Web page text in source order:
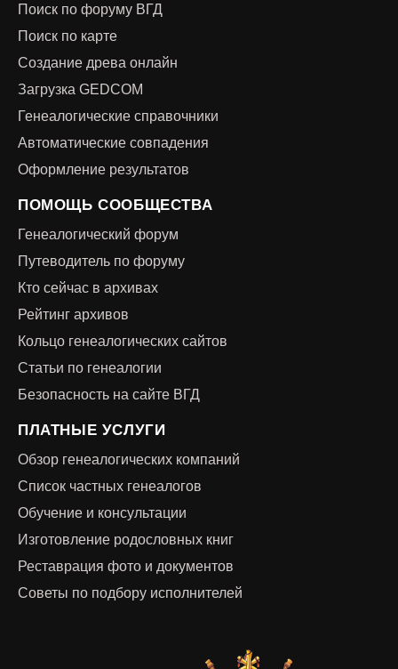
Поиск по форуму ВГД
Поиск по карте
Создание древа онлайн
Загрузка GEDCOM
Генеалогические справочники
Автоматические совпадения
Оформление результатов
ПОМОЩЬ СООБЩЕСТВА
Генеалогический форум
Путеводитель по форуму
Кто сейчас в архивах
Рейтинг архивов
Кольцо генеалогических сайтов
Статьи по генеалогии
Безопасность на сайте ВГД
ПЛАТНЫЕ УСЛУГИ
Обзор генеалогических компаний
Список частных генеалогов
Обучение и консультации
Изготовление родословных книг
Реставрация фото и документов
Советы по подбору исполнителей